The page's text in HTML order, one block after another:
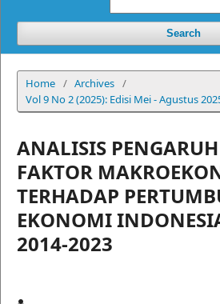
Search
Home / Archives /
Vol 9 No 2 (2025): Edisi Mei - Agustus
ANALISIS
FAKTOR
TERHADAP
EKONOMI
2014-2023